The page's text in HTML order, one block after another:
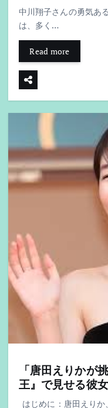
中川翔子さんの勇気あ
は、多く…
Read more
「唐田えりかが
王』で見せる彼
はじめに：唐田えり